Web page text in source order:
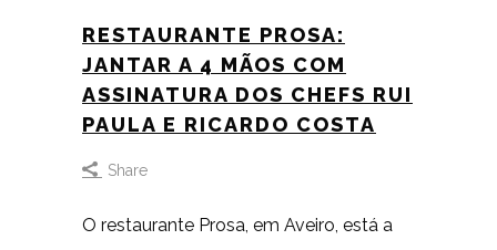
RESTAURANTE PROSA:
JANTAR A 4 MÃOS COM
ASSINATURA DOS CHEFS RUI
PAULA E RICARDO COSTA
Share
O restaurante Prosa, em Aveiro, está a